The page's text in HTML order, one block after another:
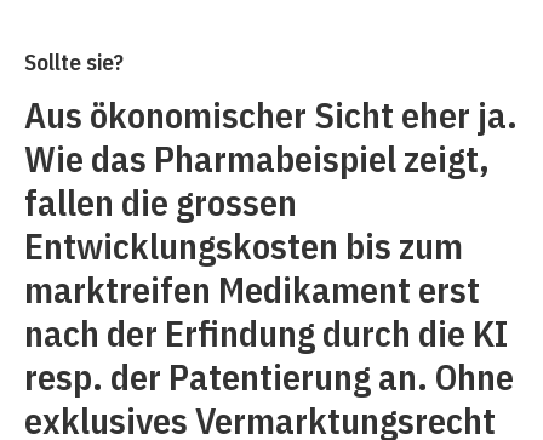
Sollte sie?
Aus ökonomischer Sicht eher ja.
Wie das Pharmabeispiel zeigt,
fallen die grossen
Entwicklungskosten bis zum
marktreifen Medikament erst
nach der Erfindung durch die KI
resp. der Patentierung an. Ohne
exklusives Vermarktungsrecht